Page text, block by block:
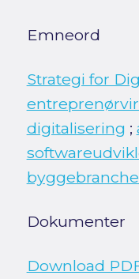
Emneord
Strategi for
digitalisering ;
Dokumenter
Download